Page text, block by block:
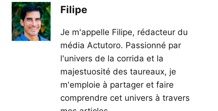
Filipe
Je m'appelle Filipe, rédacteur du
média Actutoro. Passionné par
l'univers de la corrida et la
majestuosité des taureaux, je
m'emploie à partager et faire
comprendre cet univers à travers